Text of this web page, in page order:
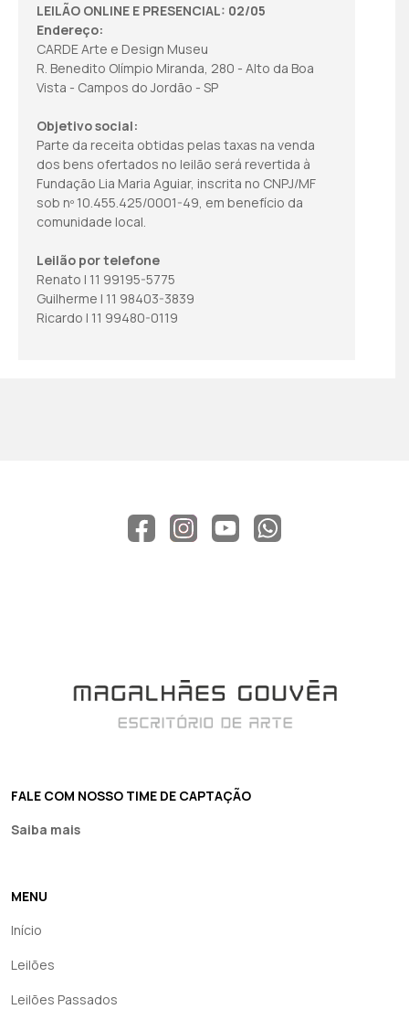
LEILÃO ONLINE E PRESENCIAL: 02/05
Endereço:
CARDE Arte e Design Museu
R. Benedito Olímpio Miranda, 280 - Alto da Boa
Vista - Campos do Jordão - SP
Objetivo social:
Parte da receita obtidas pelas taxas na venda
dos bens ofertados no leilão será revertida à
Fundação Lia Maria Aguiar, inscrita no CNPJ/MF
sob nº 10.455.425/0001-49, em benefício da
comunidade local.
Leilão por telefone
Renato | 11 99195-5775
Guilherme | 11 98403-3839
Ricardo | 11 99480-0119
FALE COM NOSSO TIME DE CAPTAÇÃO
Saiba mais
MENU
Início
Leilões
Leilões Passados